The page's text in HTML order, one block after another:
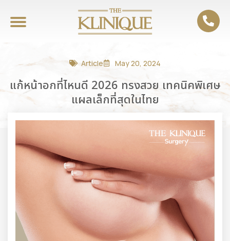
Article May 20, 2024
แก้หน้าอกที่ไหนดี 2026 ทรงสวย เทคนิคพิเศษ
แผลเล็กที่สุดในไทย